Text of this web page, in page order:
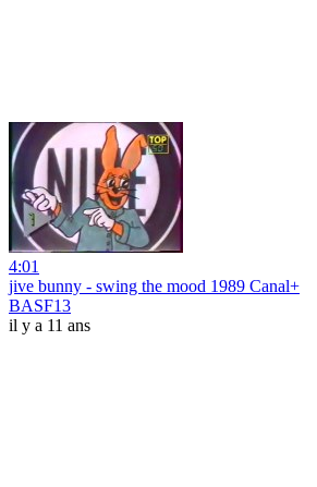
4:01
jive bunny - swing the mood 1989 Canal+
BASF13
il y a 11 ans